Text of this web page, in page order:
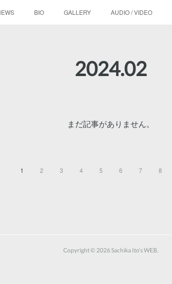
BIO GALLERY AUDIO / VIDEO
2024.02
まだ記事がありません。
1 2 3 4 5 6 7 8
Copyright © 2026Sachika Ito's WEB.